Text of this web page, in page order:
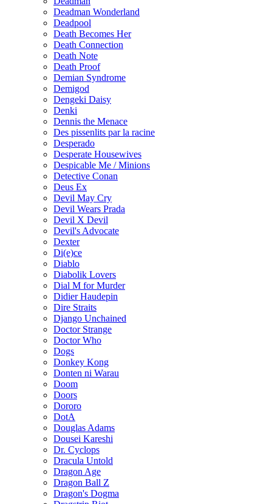
Deadman Wonderland
Deadpool
Death Becomes Her
Death Connection
Death Note
Death Proof
Demian Syndrome
Demigod
Dengeki Daisy
Denki
Dennis the Menace
Des pissenlits par la racine
Desperado
Desperate Housewives
Despicable Me / Minions
Detective Conan
Deus Ex
Devil May Cry
Devil Wears Prada
Devil X Devil
Devil's Advocate
Dexter
Di(e)ce
Diablo
Diabolik Lovers
Dial M for Murder
Didier Haudepin
Dire Straits
Django Unchained
Doctor Strange
Doctor Who
Dogs
Donkey Kong
Donten ni Warau
Doom
Doors
Dororo
DotA
Douglas Adams
Dousei Kareshi
Dr. Cyclops
Dracula Untold
Dragon Age
Dragon Ball Z
Dragon's Dogma